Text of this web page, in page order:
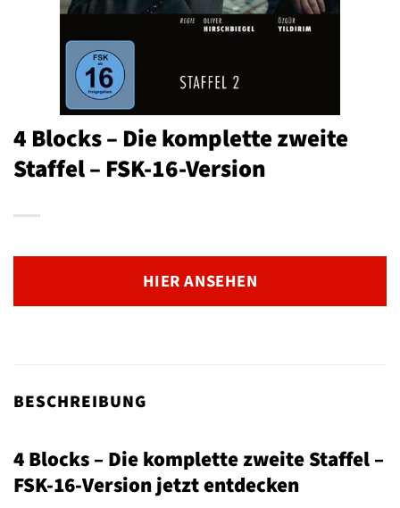
4 Blocks – Die komplette zweite
Staffel – FSK-16-Version
HIER ANSEHEN
BESCHREIBUNG
4 Blocks – Die komplette zweite Staffel –
FSK-16-Version jetzt entdecken